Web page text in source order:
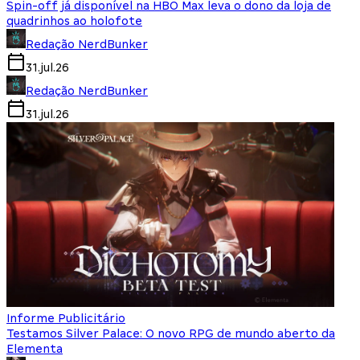
Spin-off já disponível na HBO Max leva o dono da loja de
quadrinhos ao holofote
Redação NerdBunker
31.jul.26
Redação NerdBunker
31.jul.26
Informe Publicitário
Testamos Silver Palace: O novo RPG de mundo aberto da
Elementa